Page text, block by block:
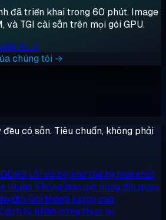
đã triển khai trong 60 phút. Image
và TGI cài sẵn trên mọi gói GPU.
AI →
chúng tôi →
có sẵn. Tiêu chuẩn, không phải
Lõi và bộ nhớ thế hệ mới nhất
thuần Không bao giờ dùng đĩa quay
Gói thông lượng cao
ly phần cứng thực sự